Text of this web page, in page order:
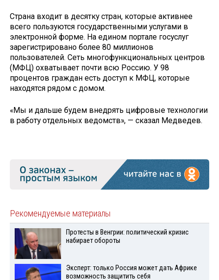
Страна входит в десятку стран, которые активнее
всего пользуются государственными услугами в
электронной форме. На едином портале госуслуг
зарегистрировано более 80 миллионов
пользователей. Сеть многофункциональных центров
(МФЦ) охватывает почти всю Россию. У 98
процентов граждан есть доступ к МФЦ, которые
находятся рядом с домом.
«Мы и дальше будем внедрять цифровые технологии
в работу отдельных ведомств», — сказал Медведев.
Рекомендуемые материалы
Протесты в Венгрии: политический кризис
набирает обороты
Эксперт: только Россия может дать Африке
возможность защитить себя